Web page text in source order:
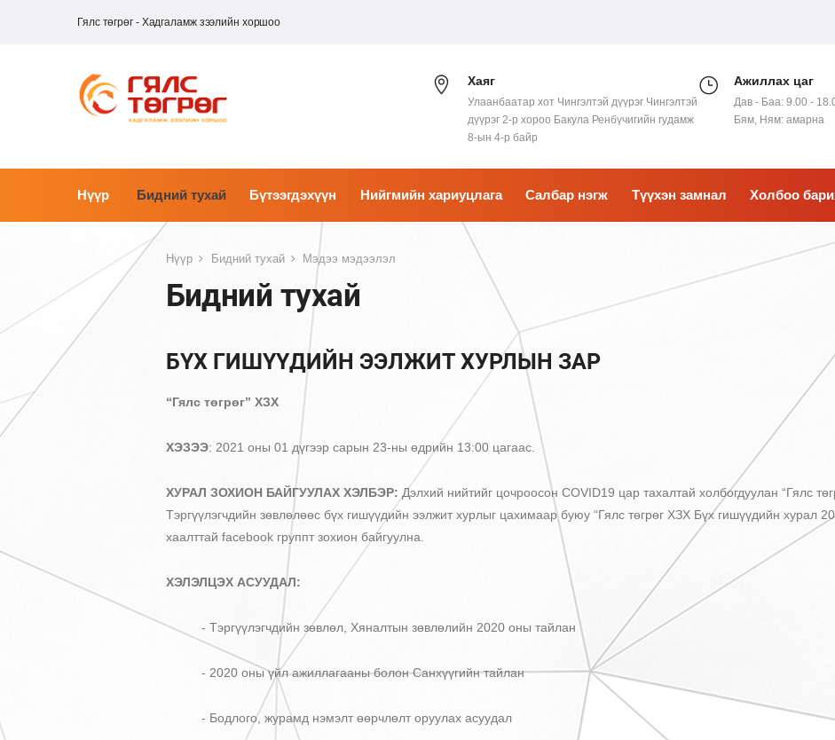
Гялс төгрөг - Хадгаламж зээлийн хоршоо
Ажиллах цаг
Дав - Баа: 9.00 -
Бям, Ням: амарна
Хаяг
Улаанбаатар хот Чингэлтэй дүүрэг Чингэлтэй
дүүрэг 2-р хороо Бакула Ренбүчигийн гудамж
8-ын 4-р байр
Нүүр Бидний тухай Бүтээгдэхүүн Нийгмийн хариуцлага Салбар нэгж Түүхэн замнал Холбоо
Нүүр Бидний тухай Мэдээ мэдээлэл
Бидний тухай
БҮХ ГИШҮҮДИЙН ЭЭЛЖИТ ХУРЛЫН ЗАР
“Гялс төгрөг” ХЗХ
ХЭЗЭЭ: 2021 оны 01 дүгээр сарын 23-ны өдрийн 13:00 цагаас.
ХУРАЛ ЗОХИОН БАЙГУУЛАХ ХЭЛБЭР: Дэлхий нийтийг цочроосон COVID19 цар тахалтай холбогдуулан “Гялс
Тэргүүлэгчдийн зөвлөлөөс бүх гишүүдийн ээлжит хурлыг цахимаар буюу “Гялс төгрөг ХЗХ Бүх гишүүдийн хурал
хаалттай facebook группт зохион байгуулна.
ХЭЛЭЛЦЭХ АСУУДАЛ:
- Тэргүүлэгчдийн зөвлөл, Хяналтын зөвлөлийн 2020 оны тайлан
- 2020 оны үйл ажиллагааны болон Санхүүгийн тайлан
- Бодлого, журамд нэмэлт өөрчлөлт оруулах асуудал